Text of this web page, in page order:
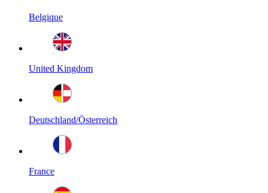
Belgique
United Kingdom
Deutschland/Österreich
France